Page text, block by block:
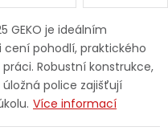
GEKO je ideálním
pohodlí, praktického
Robustní konstrukce,
police zajišťují
Více informací